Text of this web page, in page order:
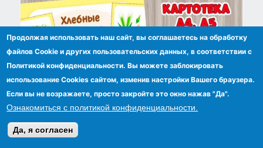
Продолжая использовать наш сайт, вы соглашаетесь на обработку
файлов Сookie и других пользовательских данных, в соответствии с
Политикой конфиденциальности. Вы можете заблокировать
использование Cookies сайтом, изменив настройки Вашего браузера.
Если вы не возражаете, просто закройте это окно нажав "Да".
Ознакомиться с политикой конфиденциальности.
Да, я согласен